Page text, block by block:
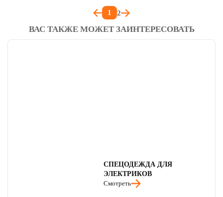
1 2
ВАС ТАКЖЕ МОЖЕТ ЗАИНТЕРЕСОВАТЬ
СПЕЦОДЕЖДА ДЛЯ
ЭЛЕКТРИКОВ
Смотреть